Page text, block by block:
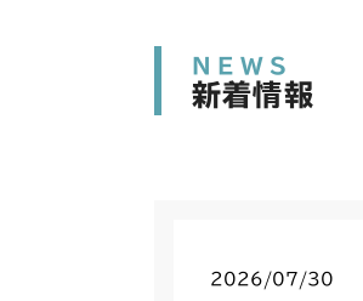
NEWS
新着情報
2026/07/30